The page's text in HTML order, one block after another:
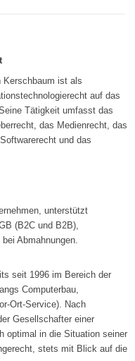
Kerschbaum ist als
auf das
Tätigkeit umfasst das
das Medienrecht, das
und das
unterstützt
(B2C und B2B),
Abmahnungen.
seit 1996 im Bereich der
Computerbau,
Ort-Service). Nach
Gesellschafter einer
optimal in die Situation seiner
stets mit Blick auf die